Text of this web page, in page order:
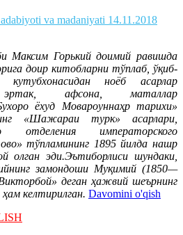
va madaniyati 14.11.2018
Максим Горький доимий равишда
доир китобларни тўплаб, ўқиб-
кутубхонасидан ноёб асарлар
афсона, маталлар
ёхуд Мовароуннаҳр тарихи»
«Шажараи турк» асарлари,
отделения императорского
тўпламининг 1895 йилда нашр
эди.Эътиборлиси шундаки,
замондоши Муқимий (1850—
деган ҳажвий шеърнинг
келтирилган. Davomini o'qish